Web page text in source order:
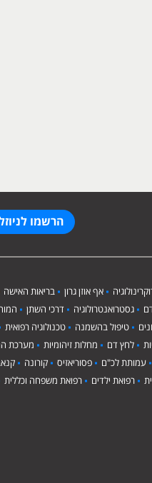
הרשמו
אף אוזן גרון בריאות האישה
גסטרואנטרולוגיה דרכי השתן
טיפול בהשמנה טכנולוגיה רפואית
לחץ דם מחלות זיהומיות מערכת
עמותת לכ"ם פסוריאזיס קורונה
רפואת ילדים רפואת משפחה וכללית